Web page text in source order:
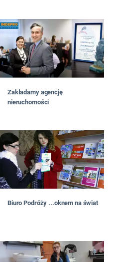
JAKI BIZNES PROWADZIĆ
W MIEŚCIE
DLA PAŃ
NA WSI
W INTERNECIE
#RATUJBIZNES
Zakładamy agencję
nieruchomości
Biuro Podróży ...oknem na świat